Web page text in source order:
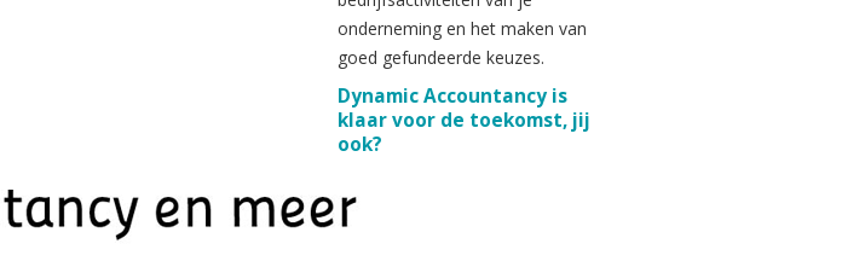
onderneming en het maken van
goed gefundeerde keuzes.
Dynamic Accountancy is
klaar voor de toekomst, jij
ook?